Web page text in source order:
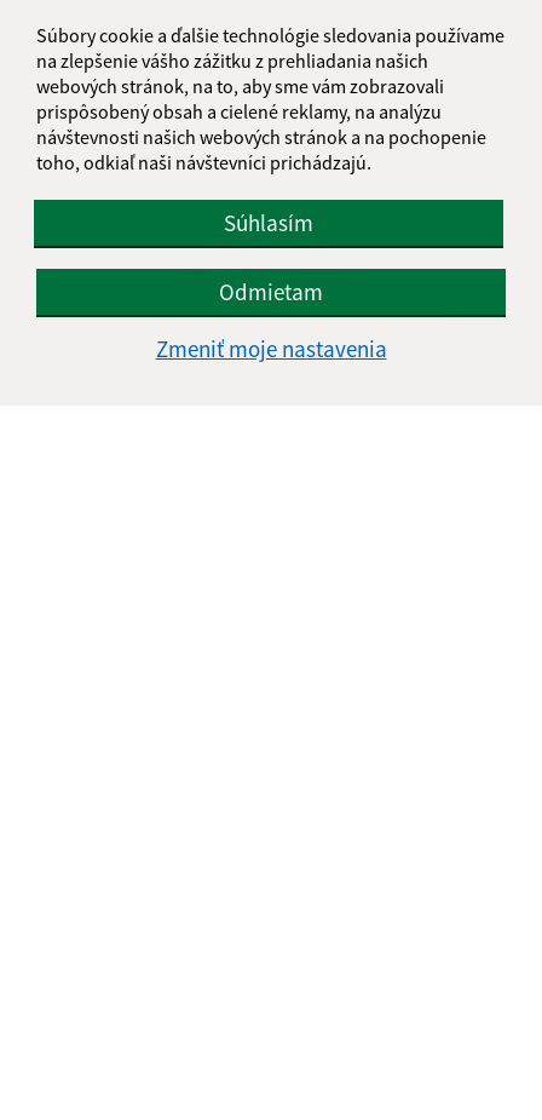
Súbory cookie a ďalšie technológie sledovania používame
na zlepšenie vášho zážitku z prehliadania našich
webových stránok, na to, aby sme vám zobrazovali
prispôsobený obsah a cielené reklamy, na analýzu
návštevnosti našich webových stránok a na pochopenie
toho, odkiaľ naši návštevníci prichádzajú.
Súhlasím
Odmietam
Zmeniť moje nastavenia
Informácie o stránke:
Autorské práva